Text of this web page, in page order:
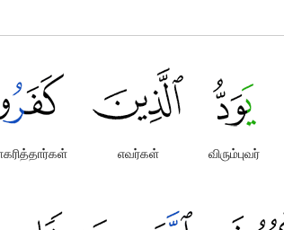
விரும்புவர்
எவர்கள்